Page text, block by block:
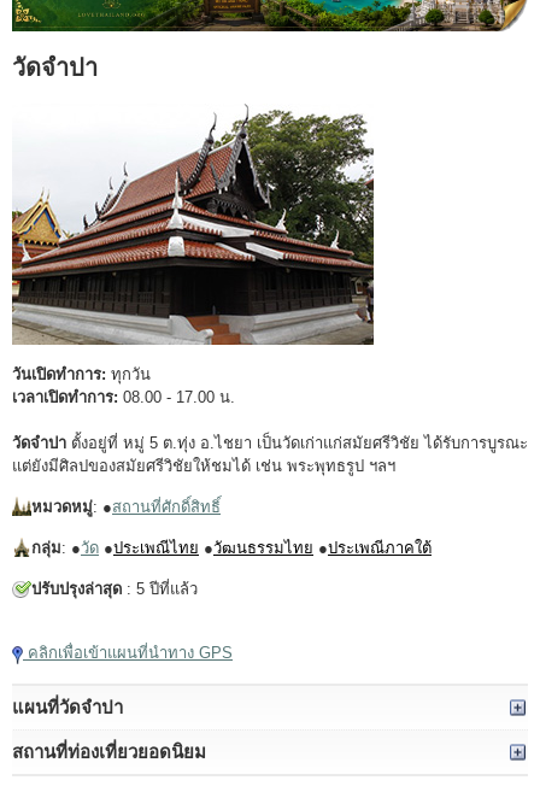
วัดจำปา
วันเปิดทำการ: ทุกวัน
เวลาเปิดทำการ: 08.00 - 17.00 น.
วัดจำปา ตั้งอยู่ที่ หมู่ 5 ต.ทุ่ง อ.ไชยา เป็นวัดเก่าแก่สมัยศรีวิชัย ได้รับการบูรณะ
แต่ยังมีศิลปของสมัยศรีวิชัยให้ชมได้ เช่น พระพุทธรูป ฯลฯ
หมวดหมู่: ●สถานที่ศักดิ์สิทธิ์
กลุ่ม: ●วัด ●ประเพณีไทย ●วัฒนธรรมไทย ●ประเพณีภาคใต้
ปรับปรุงล่าสุด : 5 ปีที่แล้ว
คลิกเพื่อเข้าแผนที่นำทาง GPS
แผนที่วัดจำปา
สถานที่ท่องเที่ยวยอดนิยม